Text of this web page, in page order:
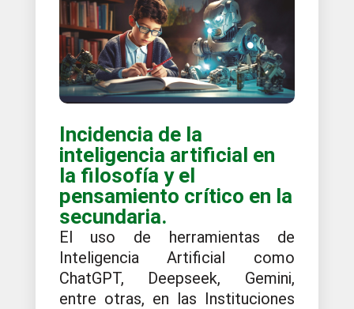
Incidencia de la
inteligencia artificial en
la filosofía y el
pensamiento crítico en la
secundaria.
El uso de herramientas de
Inteligencia Artificial como
ChatGPT, Deepseek, Gemini,
entre otras, en las Instituciones